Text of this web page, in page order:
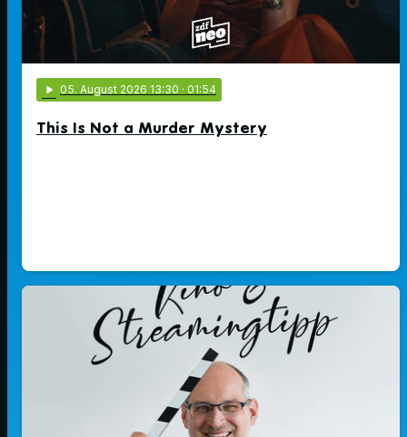
play_arrow 05. August 2026 13:30 · 01:54
This Is Not a Murder Mystery